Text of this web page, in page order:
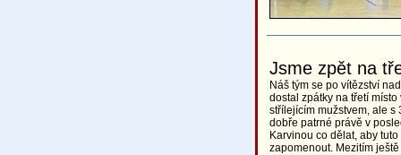
Jsme zpět na
Náš tým se po vítězství
dostal zpátky na třetí
střílejícím mužstvem, ale s
dobře patrné právě v
Karvinou co dělat, aby
zapomenout. Mezitím